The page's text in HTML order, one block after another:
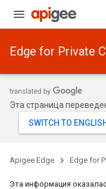
Edge for Private
Эта страница
Apigee Edge Edge for
Эта информация